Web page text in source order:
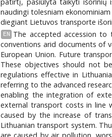
naudingi tolesniam
diegiant Lietuvos transporte
EN
The accepted accession
conventions arid documents of
European Union. Future
These objectives should not
regulations effective in
referring to the advanced
enabling the integration of
external transport costs in line
caused by the increase of
Lithuanian transport system.